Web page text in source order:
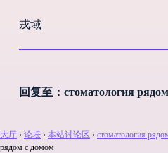
过
戎域
回复至：стоматология
大厅 › 论坛 › 本站讨论区 › стоматология
рядом с домом